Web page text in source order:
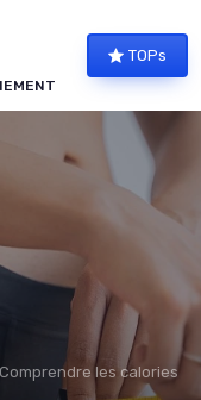
TOPs
Comprendre les calories